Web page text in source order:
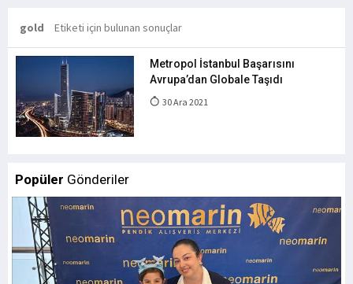
gold Etiketi için bulunan sonuçlar
Metropol İstanbul Başarısını
Avrupa’dan Globale Taşıdı
30 Ara 2021
Popüler Gönderiler